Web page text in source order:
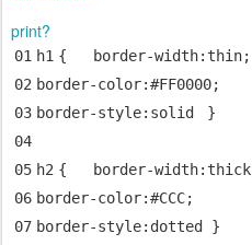
print?
01 h1 { border-width: thin;
02 border-color:#FF0000;
03 border-style: solid
}
04
05 h2 { border-width: thick
06 border-color:#CCC;
07 border-style: dotted
}